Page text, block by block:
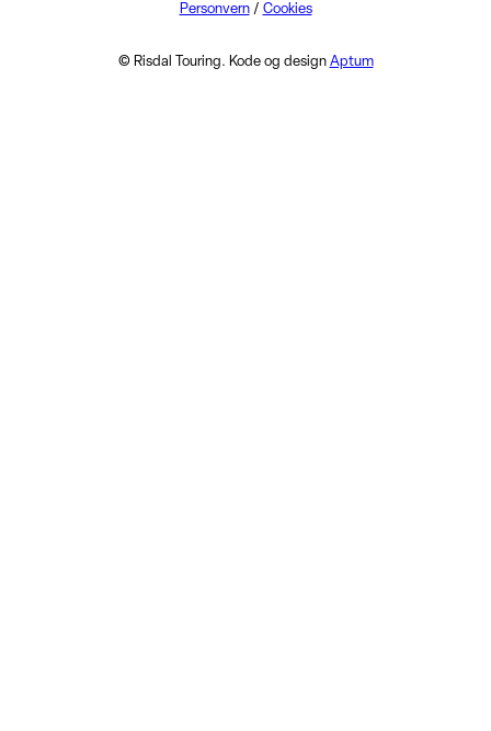
Personvern/ Cookies
© Risdal Touring. Kode og design Aptum